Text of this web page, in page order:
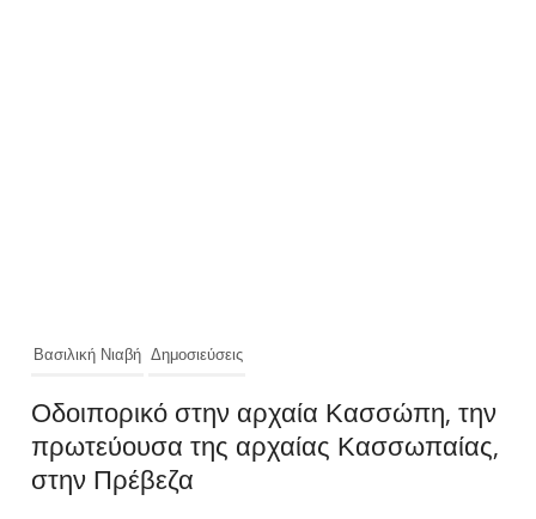
Βασιλική Νιαβή Δημοσιεύσεις
Οδοιπορικό στην αρχαία Κασσώπη, την
πρωτεύουσα της αρχαίας Κασσωπαίας,
στην Πρέβεζα